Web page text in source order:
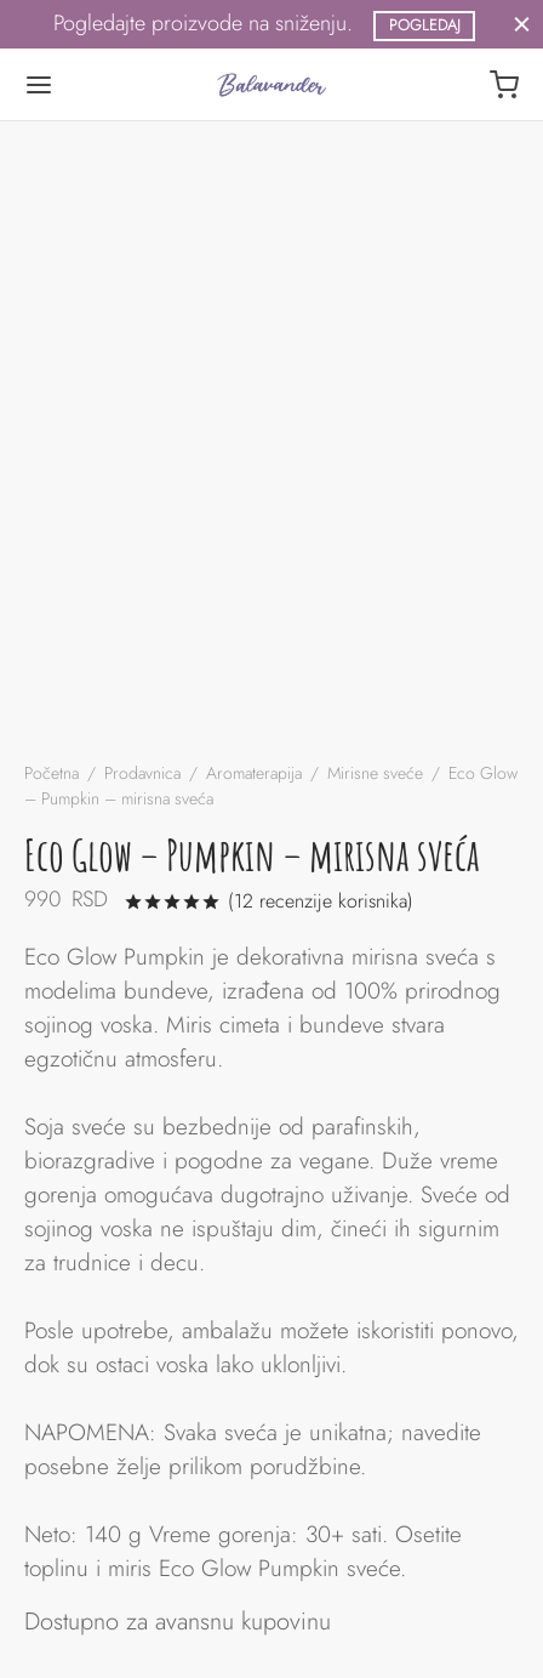
Pogledajte proizvode na sniženju. POGLEDAJ
Početna / Prodavnica / Aromaterapija / Mirisne sveće / Eco Glow
– Pumpkin – mirisna sveća
Eco Glow – Pumpkin – mirisna sveća
Ocenjenood 5 na osnovu
(12 recenzije korisnika)
990 RSD
Eco Glow Pumpkin je dekorativna mirisna sveća s
modelima bundeve, izrađena od 100% prirodnog
sojinog voska. Miris cimeta i bundeve stvara
egzotičnu atmosferu.
Soja sveće su bezbednije od parafinskih,
biorazgradive i pogodne za vegane. Duže vreme
gorenja omogućava dugotrajno uživanje. Sveće od
sojinog voska ne ispuštaju dim, čineći ih sigurnim
za trudnice i decu.
Posle upotrebe, ambalažu možete iskoristiti ponovo,
dok su ostaci voska lako uklonljivi.
NAPOMENA: Svaka sveća je unikatna; navedite
posebne želje prilikom porudžbine.
Neto: 140 g Vreme gorenja: 30+ sati. Osetite
toplinu i miris Eco Glow Pumpkin sveće.
Dostupno za avansnu kupovinu